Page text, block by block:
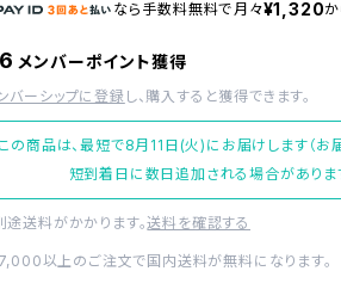
なら 手数料無料で 月々¥1,320か
メンバーポイント獲得
バーシップに登録 し、購入すると獲得できます。
の商品は、最短で8月11日(火)にお届けします（お
短到着日に数日追加される場合があります
途送料がかかります。送料を確認する
以上のご注文で国内送料が無料になります。